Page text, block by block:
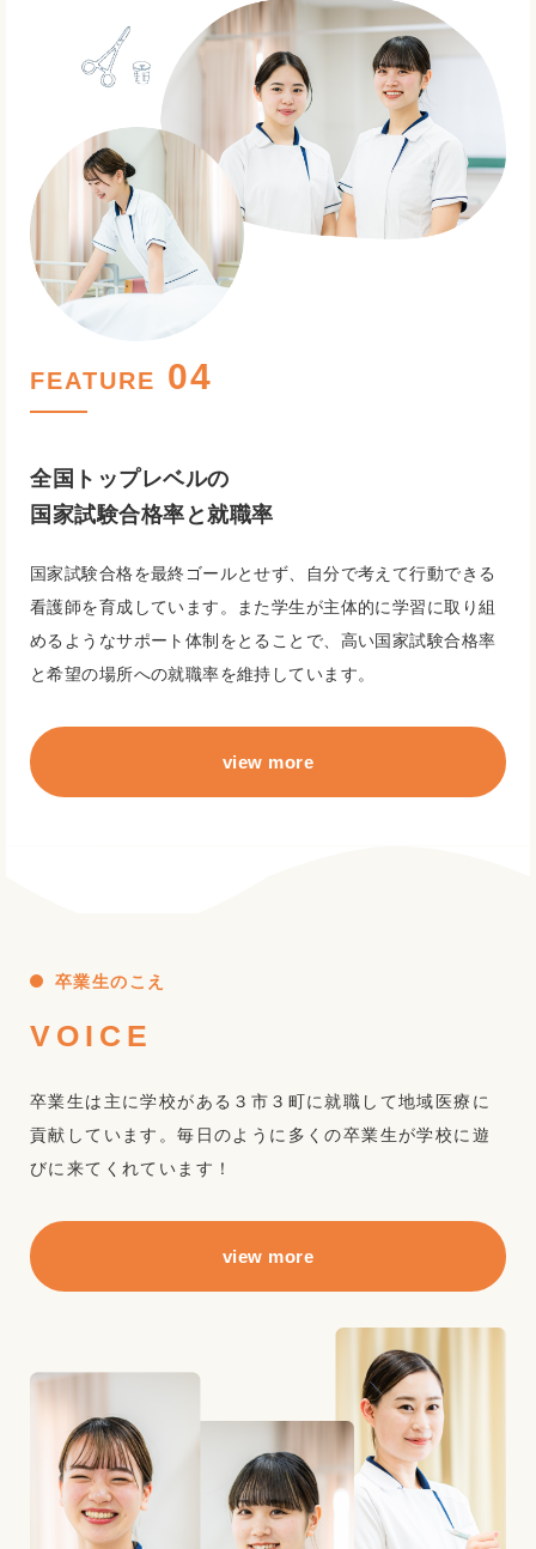
FEATURE
全国トップレベルの
国家試験合格率と就職率
国家試験合格を最終ゴールとせず、自分で考えて行動できる
看護師を育成しています。また学生が主体的に学習に取り組
めるようなサポート体制をとることで、高い国家試験合格率
と希望の場所への就職率を維持しています。
view more
卒業生のこえ
VOICE
卒業生は主に学校がある３市３町に就職して地域医療に
貢献しています。毎日のように多くの卒業生が学校に遊
びに来てくれています！
view more